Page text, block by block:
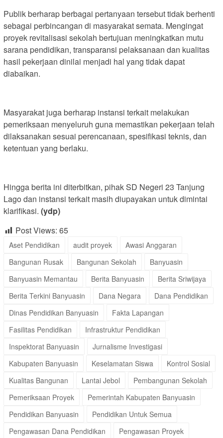
Publik berharap berbagai pertanyaan tersebut tidak berhenti
sebagai perbincangan di masyarakat semata. Mengingat
proyek revitalisasi sekolah bertujuan meningkatkan mutu
sarana pendidikan, transparansi pelaksanaan dan kualitas
hasil pekerjaan dinilai menjadi hal yang tidak dapat
diabaikan.
Masyarakat juga berharap instansi terkait melakukan
pemeriksaan menyeluruh guna memastikan pekerjaan telah
dilaksanakan sesuai perencanaan, spesifikasi teknis, dan
ketentuan yang berlaku.
Hingga berita ini diterbitkan, pihak SD Negeri 23 Tanjung
Lago dan instansi terkait masih diupayakan untuk dimintai
klarifikasi. (ydp)
Post Views: 65
Aset Pendidikan audit proyek
Awasi Anggaran
Bangunan Rusak
Bangunan Sekolah
Banyuasin
Banyuasin Memantau
Berita Banyuasin
Berita Sriwijaya
Berita Terkini Banyuasin
Dana Negara
Dana Pendidikan
Dinas Pendidikan Banyuasin
Fakta Lapangan
Fasilitas Pendidikan
Infrastruktur Pendidikan
Inspektorat Banyuasin
Jurnalisme Investigasi
Kabupaten Banyuasin
Keselamatan Siswa
Kontrol Sosial
Kualitas Bangunan
Lantai Jebol
Pembangunan Sekolah
Pemeriksaan Proyek
Pemerintah Kabupaten Banyuasin
Pendidikan Banyuasin
Pendidikan Untuk Semua
Pengawasan Dana Pendidikan
Pengawasan Proyek